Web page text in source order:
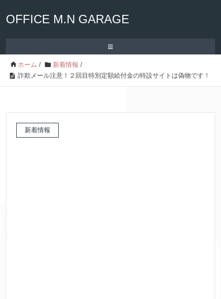
OFFICE M.N GARAGE
≡
ホーム / 新着情報 /
詐欺メール注意！２回目特別定額給付金の特設サイトは偽物です！
新着情報